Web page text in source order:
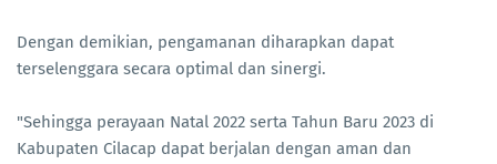
Dengan demikian, pengamanan diharapkan dapat
terselenggara secara optimal dan sinergi.
"Sehingga perayaan Natal 2022 serta Tahun Baru 2023 di
Kabupaten Cilacap dapat berjalan dengan aman dan